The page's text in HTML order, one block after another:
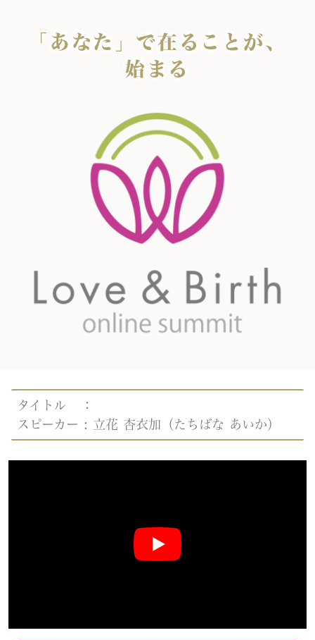
「あなた」で在ることが、
始まる
タイトル ：
スピーカー : 立花 杏衣加（たちばな あいか）